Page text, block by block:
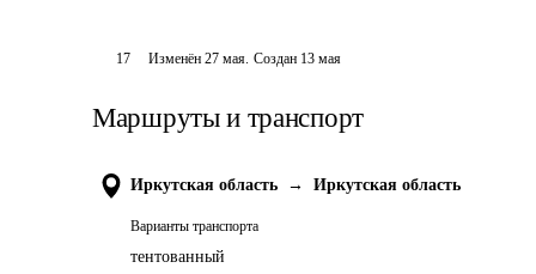
17 Изменён27 мая. Создан 13 мая
Маршруты и транспорт
Иркутская область → Иркутская область
Варианты транспорта
тентованный